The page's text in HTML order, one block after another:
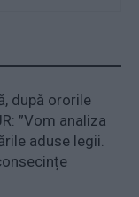
după ororile
”Vom analiza
aduse legii.